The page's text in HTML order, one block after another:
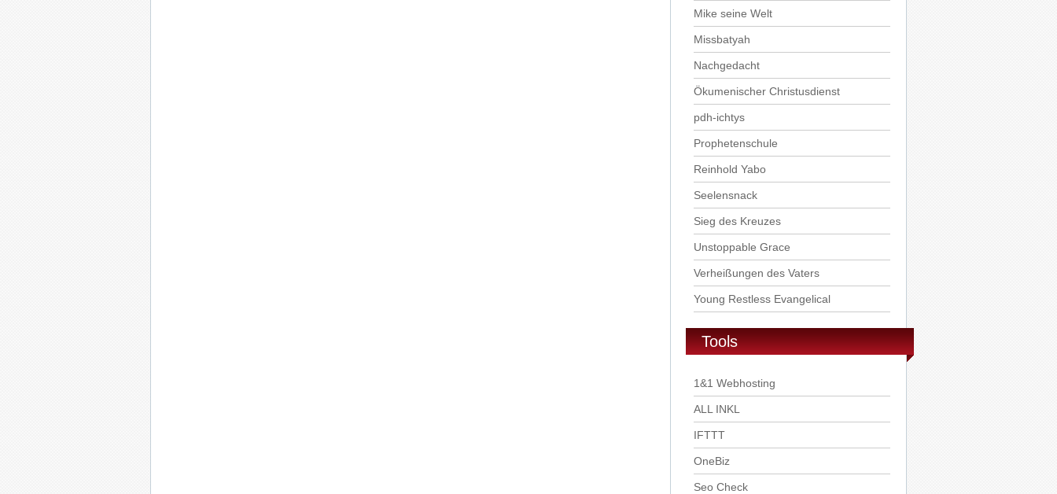
Mike seine Welt
Missbatyah
Nachgedacht
Ökumenischer Christusdienst
pdh-ichtys
Prophetenschule
Reinhold Yabo
Seelensnack
Sieg des Kreuzes
Unstoppable Grace
Verheißungen des Vaters
Young Restless Evangelical
Tools
1&1 Webhosting
ALL INKL
IFTTT
OneBiz
Seo Check